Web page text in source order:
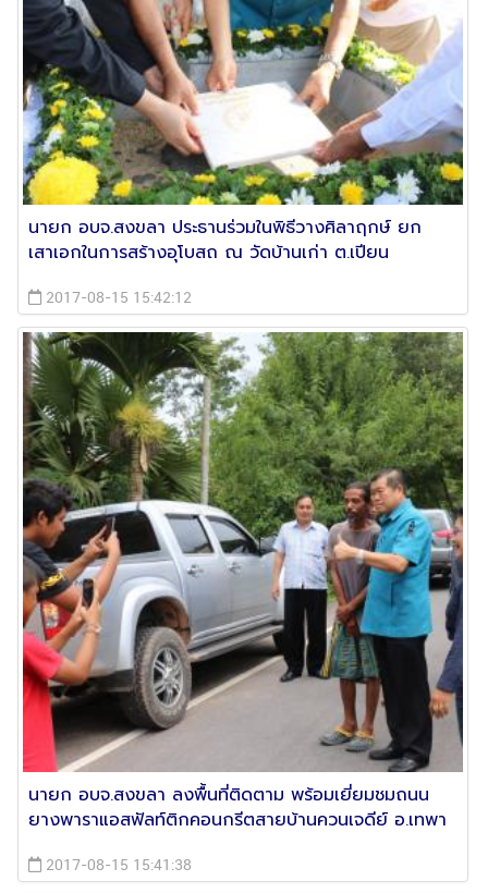
นายก อบจ.สงขลา ประธานร่วมในพิธีวางศิลาฤกษ์ ยก
เสาเอกในการสร้างอุโบสถ ณ วัดบ้านเก่า ต.เปียน
2017-08-15 15:42:12
นายก อบจ.สงขลา ลงพื้นที่ติดตาม พร้อมเยี่ยมชมถนน
ยางพาราแอสฟัลท์ติกคอนกรีตสายบ้านควนเจดีย์ อ.เทพา
2017-08-15 15:41:38